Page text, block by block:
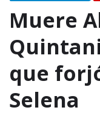
Muere
que
Selena